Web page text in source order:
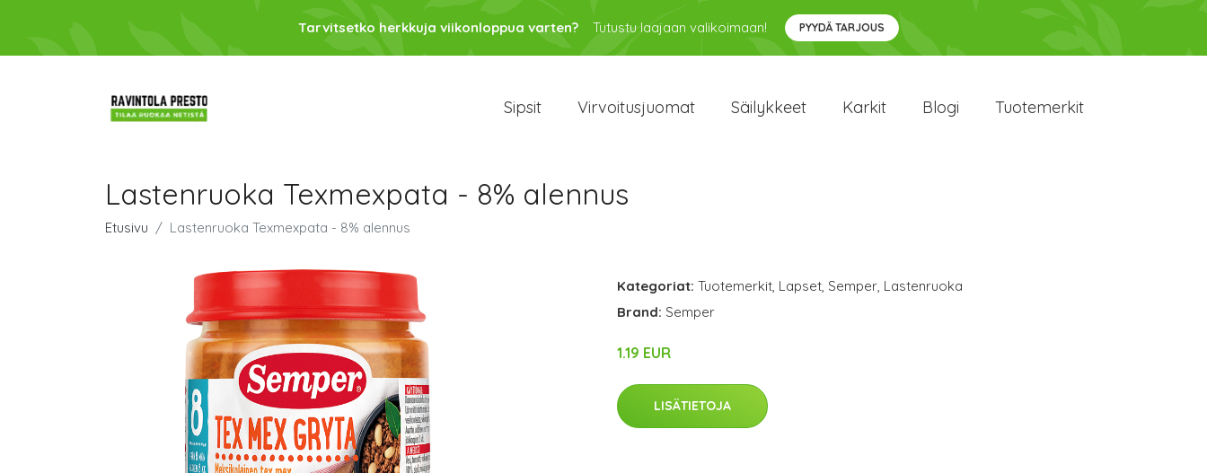
Tarvitsetko herkkuja viikonloppua varten? Tutustu laajaan valikoimaan! PYYDÄ TARJOUS
Sipsit Virvoitusjuomat Säilykkeet Karkit Blogi Tuotemerkit
Lastenruoka Texmexpata - 8% alennus
Etusivu Lastenruoka Texmexpata - 8% alennus
Kategoriat: Tuotemerkit, Lapset, Semper, Lastenruoka
Brand: Semper
1.19 EUR
LISÄTIETOJA